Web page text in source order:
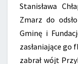
Stanisława
Zmarz do
Gminę i
zasłaniające go
zabrał wójt